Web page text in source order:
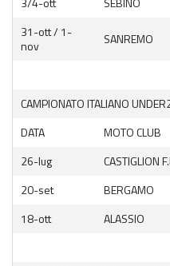
News EnduroGP
Cerca Motoclub
Piloti Enduro
Albo d’oro Italiano Enduro
31-ott / 1-
nov
SANREMO
CAMPIONATO ITALIANO
DATA
MOTO CLUB
26-lug
CASTIGLION
20-set
BERGAMO
18-ott
ALASSIO